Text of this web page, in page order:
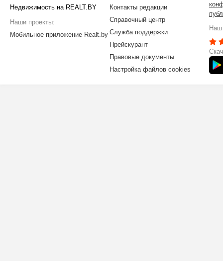
Недвижимость на REALT.BY
Наши проекты:
Мобильное приложение Realt.by
Контакты редакции
Справочный центр
Служба поддержки
Прейскурант
Правовые документы
Настройка файлов cookies
Наш